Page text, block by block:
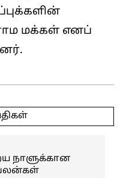
மக்கள் எனப்
நாளுக்கான